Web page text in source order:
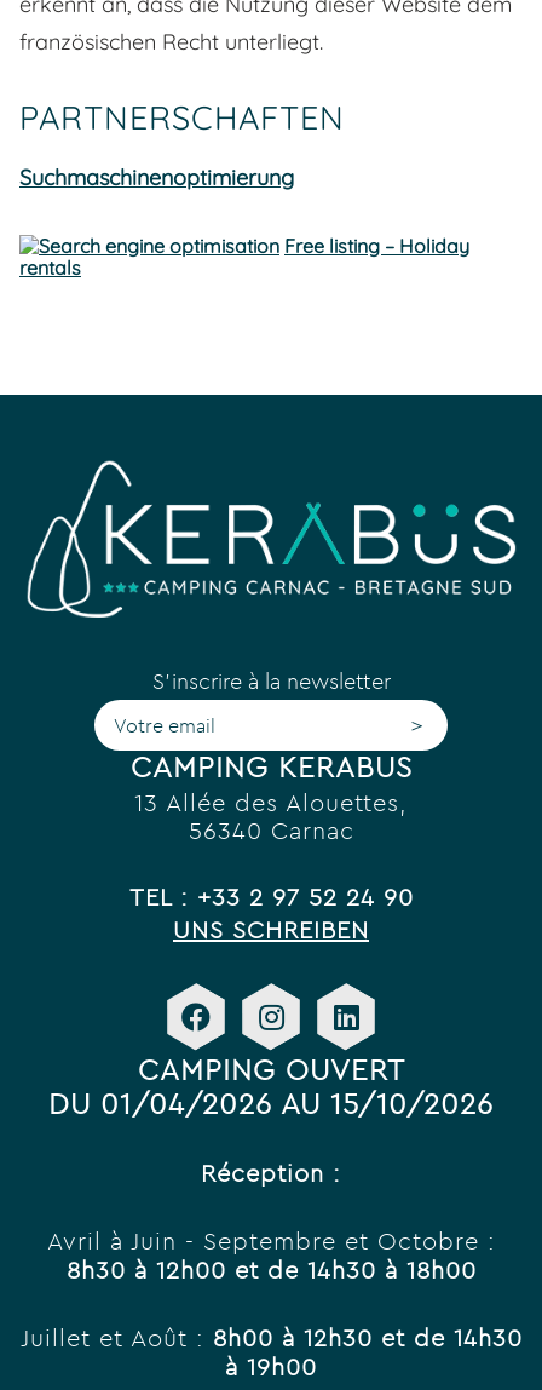
französischen Recht unterliegt.
PARTNERSCHAFTEN
Suchmaschinenoptimierung
Free listing – Holiday
rentals
S'inscrire à la newsletter
>
CAMPING KERABUS
13 Allée des Alouettes,
56340 Carnac
TEL : +33 2 97 52 24 90
UNS SCHREIBEN
CAMPING OUVERT
DU 01/04/2026 AU 15/10/2026
Réception :
Avril à Juin - Septembre et Octobre :
8h30 à 12h00 et de 14h30 à 18h00
Juillet et Août : 8h00 à 12h30 et de 14h30
à 19h00